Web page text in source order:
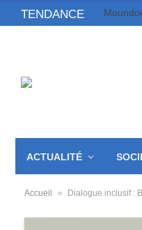
TENDANCE
ACTUALITÉ
Accueil » Dialogue inclusif :